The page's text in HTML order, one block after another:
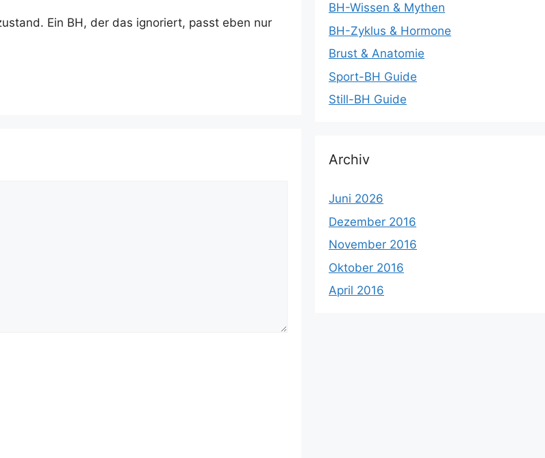
Ein BH, der das ignoriert, passt eben nur
BH-Wissen & Mythen
BH-Zyklus & Hormone
Brust & Anatomie
Sport-BH Guide
Still-BH Guide
Archiv
Juni 2026
Dezember 2016
November 2016
Oktober 2016
April 2016